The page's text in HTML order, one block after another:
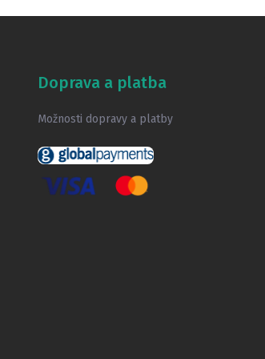
Doprava a platba
Možnosti dopravy a platby